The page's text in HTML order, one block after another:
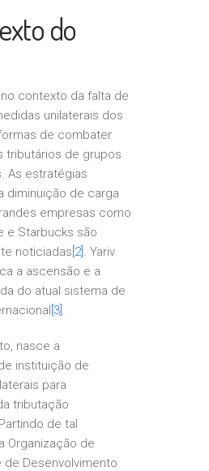
do
no contexto da falta de
unilaterais dos
de combater
tributários de grupos
As estratégias
diminuição de carga
empresas como
e Starbucks são
noticiadas [2]. Yariv
a ascensão e a
do atual sistema de
[3] .
nasce a
instituição de
para
tributação
de tal
Organização de
de Desenvolvimento